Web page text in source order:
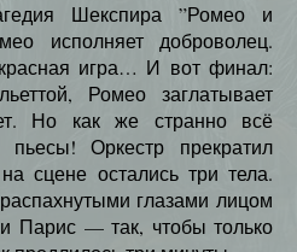
Шекспира ”Ромео и
исполняет доброволец.
игра… И вот финал:
Ромео заглатывает
Но как же странно всё
Оркестр прекратил
сцене остались три тела.
глазами лицом
Парис — так, чтобы только